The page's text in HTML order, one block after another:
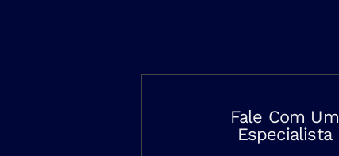
Fale Com Um
Especialista